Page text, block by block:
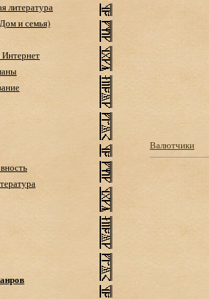
литература
и семья)
Валютчики